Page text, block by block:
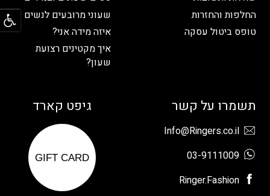
החלפות והחזרות
טופס ביטול עסקה
שעוני מרובעים לנשים
איזה מידה אני?
איך מקטינים רצועת
שעון?
תשמרו על קשר
Info@Ringers.co.il
03-9111009
Ringer.Fashion
גיפט קארד
GIFT CARD